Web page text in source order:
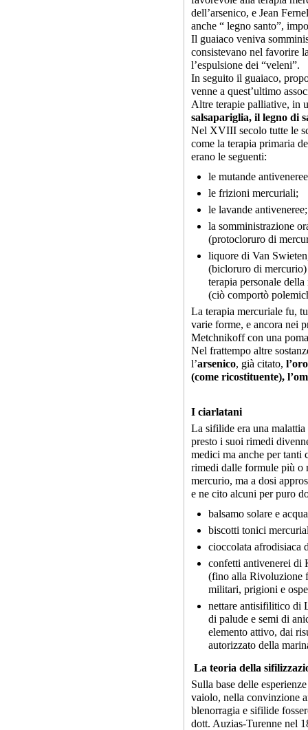
dell’arsenico, e Jean
anche “ legno santo”,
Il guaiaco veniva
consistevano nel favorire
l’espulsione dei “veleni”.
In seguito il guaiaco,
venne a quest’ultimo
Altre terapie palliative, in
salsapariglia, il legno di
Nel XVIII secolo tutte le
come la terapia primaria
erano le seguenti:
le mutande
le frizioni mercuriali;
le lavande antiveneree;
la somministrazione
(protocloruro di
liquore di Van
(bicloruro di mercurio)
terapia personale
(ciò comportò
La terapia mercuriale fu,
varie forme, e ancora nei
Metchnikoff con una
Nel frattempo altre
l’arsenico, già citato,
(come ricostituente),
I ciarlatani
La sifilide era una
presto i suoi rimedi
medici ma anche per tanti
rimedi dalle formule più o
mercurio, ma a dosi
e ne cito alcuni per puro
balsamo solare e
biscotti tonici
cioccolata afrodisiaca
confetti antivenerei di
(fino alla Rivoluzione
militari, prigioni e
nettare antisifilitico di
di palude e semi di
elemento attivo, dai
autorizzato della
La teoria della
Sulla base delle
vaiolo, nella convinzione
blenorragia e sifilide
dott. Auzias-Turenne nel